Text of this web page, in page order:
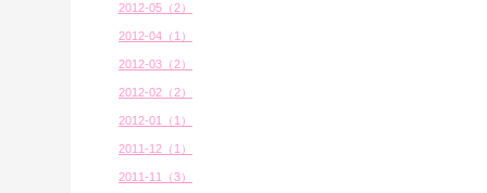
2012-05（2）
2012-04（1）
2012-03（2）
2012-02（2）
2012-01（1）
2011-12（1）
2011-11（3）